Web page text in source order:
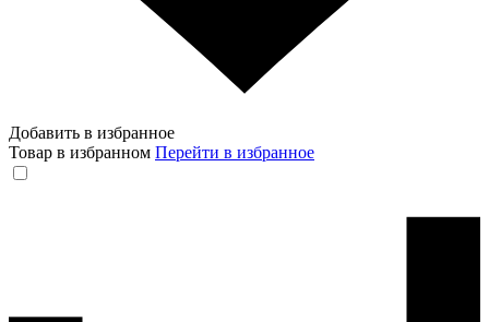
Добавить в избранное
Товар в избранном Перейти в избранное